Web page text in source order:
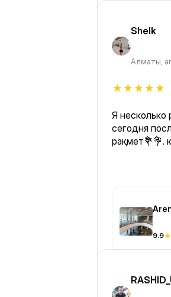
Shelk
Алматы,
Я несколько
сегодня после
рақмет💐💐.
9.9